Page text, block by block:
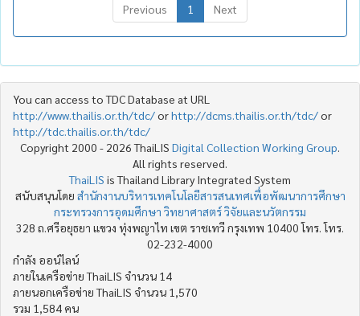
Previous
1 Next
You can access to TDC Database at URL
http://www.thailis.or.th/tdc/orhttp://dcms.thailis.or.th/tdc/or
http://tdc.thailis.or.th/tdc/
Copyright 2000 - 2026 ThaiLIS Digital Collection Working Group
All rights reserved.
ThaiLIS is Thailand Library Integrated System
สนับสนุนโดย สำนักงานบริหารเทคโนโลยีสารสนเทศเพื่อพัฒนาการศึกษา
กระทรวงการอุดมศึกษา วิทยาศาสตร์ วิจัยและนวัตกรรม
328 ถ.ศรีอยุธยา แขวง ทุ่งพญาไท เขต ราชเทวี กรุงเทพ 10400 โทร. โทร.
02-232-4000
กำลัง ออน์ไลน์
ภายในเครือข่าย ThaiLIS จำนวน 14
ภายนอกเครือข่าย ThaiLIS จำนวน 1,570
รวม 1,584 คน